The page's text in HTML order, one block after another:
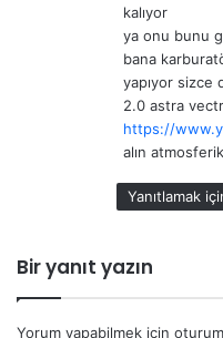
kalıyor
ya onu bunu
bana
yapıyor sizce
2.0 astra
https://
alın
Yanıtlamak
Bir yanıt yazın
Yorum yapabilmek için oturum